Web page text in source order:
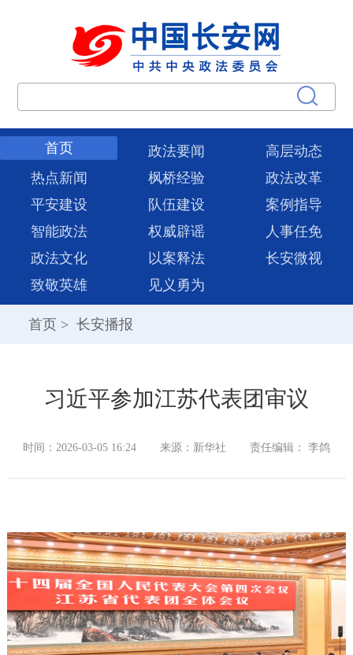
首页 政法要闻
高层动态
热点新闻
枫桥经验
政法改革
平安建设
队伍建设
案例指导
智能政法
权威辟谣
人事任免
政法文化
以案释法
长安微视
致敬英雄
见义勇为
首页 > 长安播报
习近平参加江苏代表团审议
时间：2026-03-05 16:24 来源：新华社 责任编辑： 李鸽